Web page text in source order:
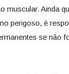
muscular. Ainda
perigoso, é
se não